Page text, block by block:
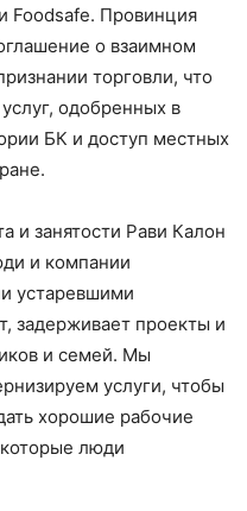
Foodsafe. Провинция
о взаимном
торговли, что
одобренных в
БК и доступ местных
и занятости Рави Калон
и компании
устаревшими
задерживает проекты и
и семей. Мы
услуги, чтобы
хорошие рабочие
люди